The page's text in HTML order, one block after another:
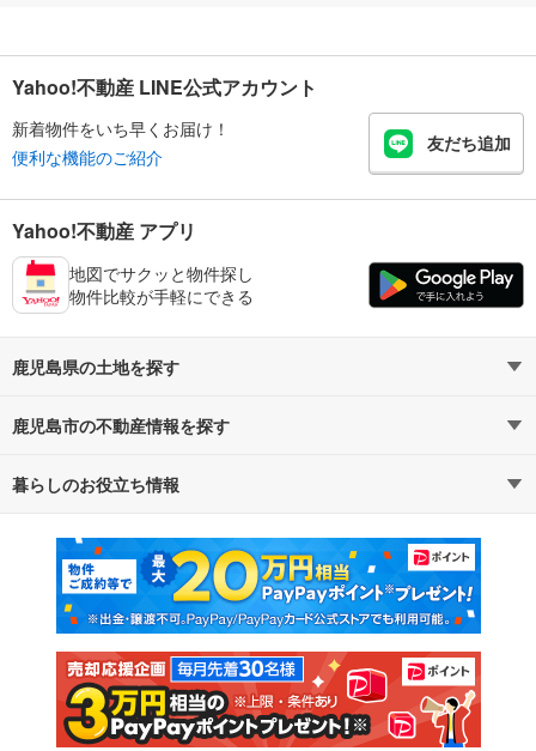
Yahoo!不動産 LINE公式アカウント
新着物件をいち早くお届け！
便利な機能のご紹介
友だち追加
Yahoo!不動産 アプリ
地図でサクッと物件探し
物件比較が手軽にできる
鹿児島県の土地を探す
路線・駅から探す
通勤・通学時間から探す
鹿児島市の不動産情報を探す
不動産・住宅
新築マンション 中古マンション
新築一戸建て 中古一戸建て
注文住宅 土地
売却査定
暮らしのお役立ち情報
マンションカタログ 教えて！住まいの先生